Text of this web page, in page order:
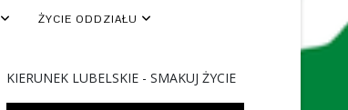
ŻYCIE ODDZIAŁU
KIERUNEK LUBELSKIE - SMAKUJ ŻYCIE